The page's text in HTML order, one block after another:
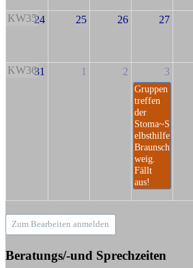
KW3524 25 26 27
KW3631 1 2 3
Gruppen
treffen
der
Stoma~S
elbsthilfe
Braunsch
weig.
Fällt
aus!
Zum Bearbeiten anmelden
Beratungs/-und Sprechzeiten